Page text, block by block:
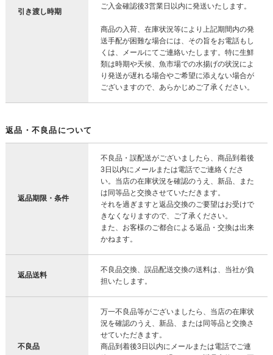
引き渡し時期
ご入金確認後3営業日以内に発送いたします。
商品の入荷、在庫状況等により上記期間内の発
送手配が困難な場合には、その旨をお電話もし
くは、メールにてご連絡いたします。特に生鮮
類は時期や天候、魚市場での水揚げの状況によ
り発送が遅れる場合やご希望に添えない場合が
ございますので、あらかじめご了承ください。
返品・不良品について
返品期限・条件
不良品・誤配送がございましたら、商品到着後
3日以内にメールまたは電話でご連絡くださ
い。当店の在庫状況を確認のうえ、新品、また
は同等品と交換させていただきます。
それを過ぎますと返品交換のご要望はお受けで
きなくなりますので、ご了承ください。
また、お客様のご都合による返品・交換は出来
かねます。
返品送料
不良品交換、誤品配送交換の送料は、当社が負
担いたします。
不良品
万一不良品等がございましたら、当店の在庫状
況を確認のうえ、新品、または同等品と交換さ
せていただきます。
商品到着後3日以内にメールまたは電話でご連